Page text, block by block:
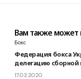
Вам также может
Бокс
Федерация бокса
делегацию сборной
17.03.2020